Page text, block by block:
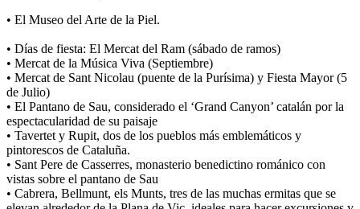
• El Museo del Arte de la Piel.
• Días de fiesta: El Mercat del Ram (sábado de ramos)
• Mercat de la Música Viva (Septiembre)
• Mercat de Sant Nicolau (puente de la Purísima) y Fiesta Mayor (5
de Julio)
• El Pantano de Sau, considerado el ‘Grand Canyon’ catalán por la
espectacularidad de su paisaje
• Tavertet y Rupit, dos de los pueblos más emblemáticos y
pintorescos de Cataluña.
• Sant Pere de Casserres, monasterio benedictino románico con
vistas sobre el pantano de Sau
• Cabrera, Bellmunt, els Munts, tres de las muchas ermitas que se